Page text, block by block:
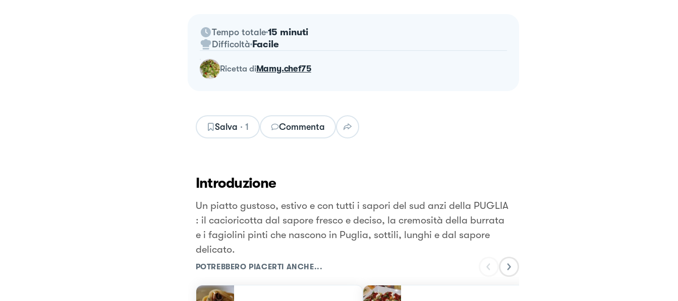
Tempo totale 15 minuti
Difficoltà Facile
ricetta diMamy.chef75
Salva · 1 Commenta
Introduzione
Un piatto gustoso, estivo e con tutti i sapori del sud anzi della PUGLIA
: il cacioricotta dal sapore fresco e deciso, la cremosità della burrata
e i fagiolini pinti che nascono in Puglia, sottili, lunghi e dal sapore
delicato.
POTREBBERO PIACERTI ANCHE...